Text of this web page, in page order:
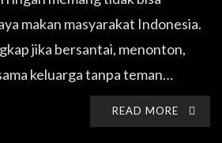
makan masyarakat Indonesia.
jika bersantai, menonton,
keluarga tanpa teman…
READ MORE